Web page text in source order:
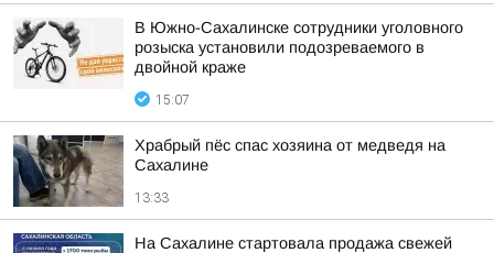
В Южно-Сахалинске сотрудники уголовного
розыска установили подозреваемого в
двойной краже
15:07
Храбрый пёс спас хозяина от медведя на
Сахалине
13:33
На Сахалине стартовала продажа свежей